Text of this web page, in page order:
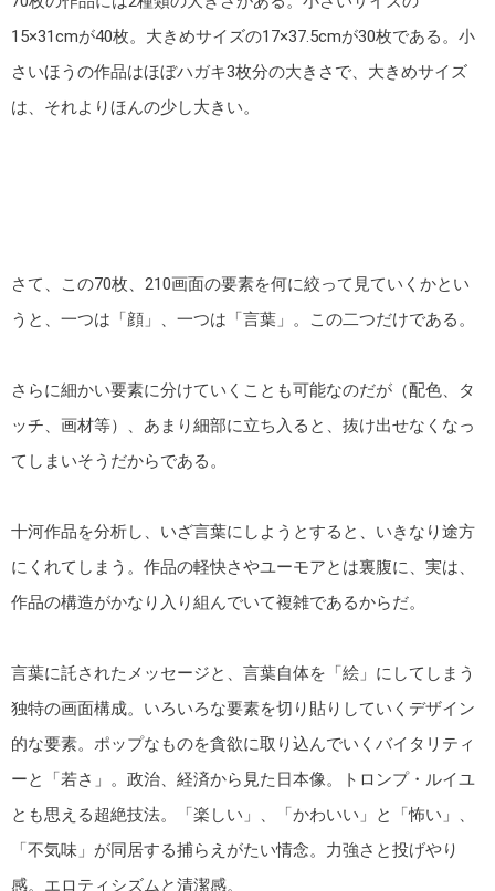
15×31cmが40枚。大きめサイズの17×37.5cmが30枚である。小
さいほうの作品はほぼハガキ3枚分の大きさで、大きめサイズ
は、それよりほんの少し大きい。
さて、この70枚、210画面の要素を何に絞って見ていくかとい
うと、一つは「顔」、一つは「言葉」。この二つだけである。
さらに細かい要素に分けていくことも可能なのだが（配色、タ
ッチ、画材等）、あまり細部に立ち入ると、抜け出せなくなっ
てしまいそうだからである。
十河作品を分析し、いざ言葉にしようとすると、いきなり途方
にくれてしまう。作品の軽快さやユーモアとは裏腹に、実は、
作品の構造がかなり入り組んでいて複雑であるからだ。
言葉に託されたメッセージと、言葉自体を「絵」にしてしまう
独特の画面構成。いろいろな要素を切り貼りしていくデザイン
的な要素。ポップなものを貪欲に取り込んでいくバイタリティ
ーと「若さ」。政治、経済から見た日本像。トロンプ・ルイユ
とも思える超絶技法。「楽しい」、「かわいい」と「怖い」、
「不気味」が同居する捕らえがたい情念。力強さと投げやり
感。エロティシズムと清潔感。